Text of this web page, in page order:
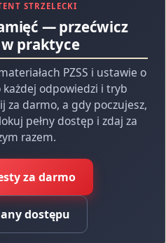
STRZELECKI
— przećwicz
praktyce
PZSS i ustawie o
odpowiedzi i tryb
za darmo, a gdy poczujesz,
pełny dostęp i zdaj za
razem.
za darmo
dostępu